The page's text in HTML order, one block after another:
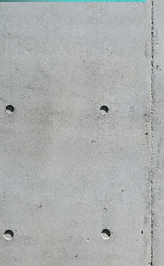
ZENE
MÉDIAAJÁNLAT
IMPRESSZUM
PR-ARCHÍVUM
ADATKEZELÉSI TÁJÉKOZTATÓ